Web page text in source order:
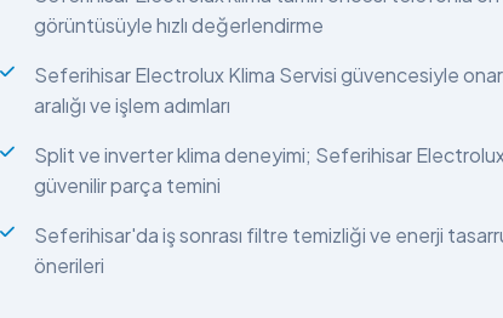
görüntüsüyle hızlı değerlendirme
Seferihisar Electrolux Klima Servisi güvencesiyle
aralığı ve işlem adımları
Split ve inverter klima deneyimi; Seferihisar
güvenilir parça temini
Seferihisar'da iş sonrası filtre temizliği ve enerji
önerileri